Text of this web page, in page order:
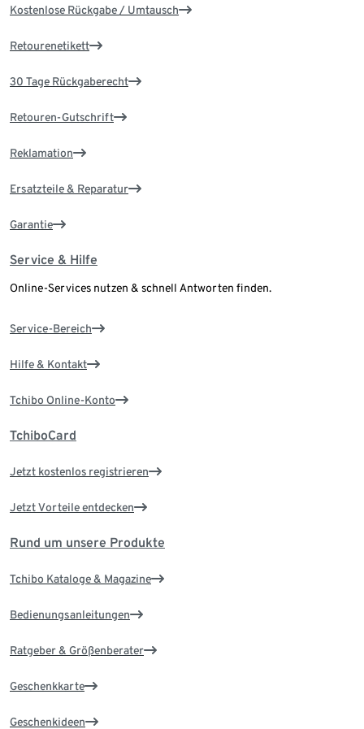
Kostenlose Rückgabe / Umtausch
Retourenetikett
30 Tage Rückgaberecht
Retouren-Gutschrift
Reklamation
Ersatzteile & Reparatur
Garantie
Service & Hilfe
Online-Services nutzen & schnell Antworten finden.
Service-Bereich
Hilfe & Kontakt
Tchibo Online-Konto
TchiboCard
Jetzt kostenlos registrieren
Jetzt Vorteile entdecken
Rund um unsere Produkte
Tchibo Kataloge & Magazine
Bedienungsanleitungen
Ratgeber & Größenberater
Geschenkkarte
Geschenkideen